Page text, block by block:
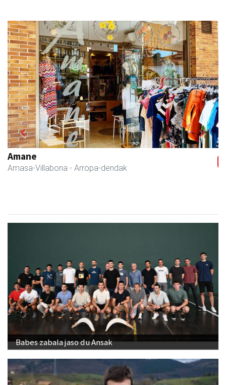
Xixori belar-denda
Andoain - Belar-denda
Previous Next
Babes zabala jaso du Ansak